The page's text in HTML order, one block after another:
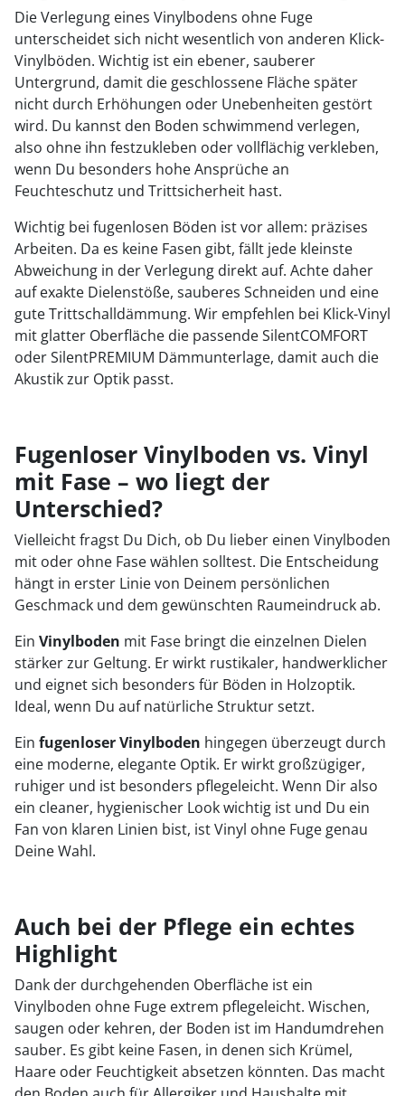
Die Verlegung eines Vinylbodens ohne Fuge
unterscheidet sich nicht wesentlich von anderen Klick-
Vinylböden. Wichtig ist ein ebener, sauberer
Untergrund, damit die geschlossene Fläche später
nicht durch Erhöhungen oder Unebenheiten gestört
wird. Du kannst den Boden schwimmend verlegen,
also ohne ihn festzukleben oder vollflächig verkleben,
wenn Du besonders hohe Ansprüche an
Feuchteschutz und Trittsicherheit hast.
Wichtig bei fugenlosen Böden ist vor allem: präzises
Arbeiten. Da es keine Fasen gibt, fällt jede kleinste
Abweichung in der Verlegung direkt auf. Achte daher
auf exakte Dielenstöße, sauberes Schneiden und eine
gute Trittschalldämmung. Wir empfehlen bei Klick-Vinyl
mit glatter Oberfläche die passende SilentCOMFORT
oder SilentPREMIUM Dämmunterlage, damit auch die
Akustik zur Optik passt.
Fugenloser Vinylboden vs. Vinyl
mit Fase – wo liegt der
Unterschied?
Vielleicht fragst Du Dich, ob Du lieber einen Vinylboden
mit oder ohne Fase wählen solltest. Die Entscheidung
hängt in erster Linie von Deinem persönlichen
Geschmack und dem gewünschten Raumeindruck ab.
Ein Vinylboden mit Fase bringt die einzelnen Dielen
stärker zur Geltung. Er wirkt rustikaler, handwerklicher
und eignet sich besonders für Böden in Holzoptik.
Ideal, wenn Du auf natürliche Struktur setzt.
Ein fugenloser Vinylboden hingegen überzeugt durch
eine moderne, elegante Optik. Er wirkt großzügiger,
ruhiger und ist besonders pflegeleicht. Wenn Dir also
ein cleaner, hygienischer Look wichtig ist und Du ein
Fan von klaren Linien bist, ist Vinyl ohne Fuge genau
Deine Wahl.
Auch bei der Pflege ein echtes
Highlight
Dank der durchgehenden Oberfläche ist ein
Vinylboden ohne Fuge extrem pflegeleicht. Wischen,
saugen oder kehren, der Boden ist im Handumdrehen
sauber. Es gibt keine Fasen, in denen sich Krümel,
Haare oder Feuchtigkeit absetzen könnten. Das macht